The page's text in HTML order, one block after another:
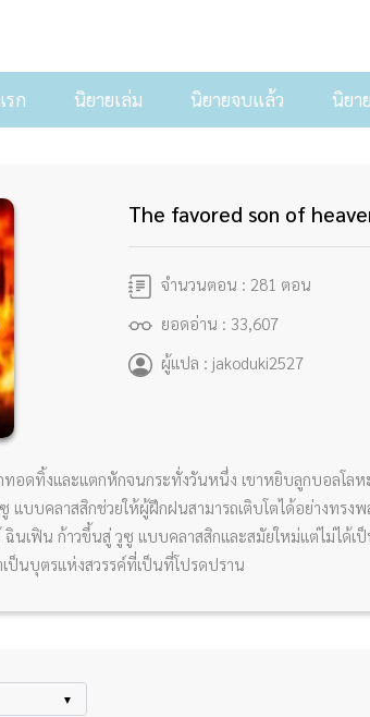
รก นิยายเล่ม นิยายจบแล้ว นิยา
The favored son of
จำนวนตอน : 281 ตอน
ยอดอ่าน : 33,607
ผู้แปล : jakoduki2527
ทอดทิ้งและแตกหักจนกระทั่งวันหนึ่ง เขาหยิบลูกบอลโล
แบบคลาสสิกช่วยให้ผู้ฝึกฝนสามารถเติบโตได้อย่างทร
เฟิน ก้าวขึ้นสู่ วูซู แบบคลาสสิกและสมัยใหม่แต่ไม่ได้เป็
ป็นบุตรแห่งสวรรค์ที่เป็นที่โปรดปราน